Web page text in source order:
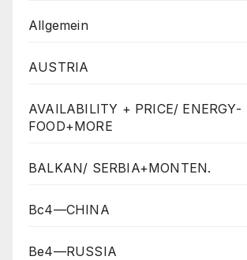
Allgemein
AUSTRIA
AVAILABILITY + PRICE/ ENERGY-
FOOD+MORE
BALKAN/ SERBIA+MONTEN.
Bc4—CHINA
Be4—RUSSIA